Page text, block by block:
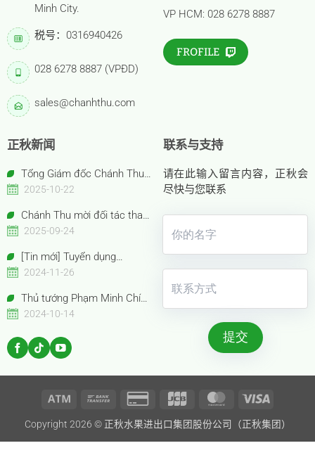
Minh City.
税号：0316940426
028 6278 8887 (VPĐD)
sales@chanhthu.com
VP HCM: 028 6278 8887
FROFILE
正秋新闻
Tổng Giám đốc Chánh Thu
Bến Tre – Bà Nguyễn Thị Hồng
nhân Việt Nam tiêu biểu –
Bông Hồng Vàng năm 2025”
2025-10-22
Chánh Thu mời đối tác tham
quan gian hàng Anuga 2025
2025-09-24
[Tin mới] Tuyển dụng
Chuyên viên Thu mua
2024-11-26
Thủ tướng Phạm Minh Chính
cùng Thủ tướng Trung Quốc Lý
Trưng bày Sản phẩm trái cây
đặc sắc Việt Nam
2024-10-14
联系与支持
请在此输入留言内容，正秋会
尽快与您联系
Transfer Card
2
Copyright 2026 © 正秋水果进出口集团股份公司（正秋集团）